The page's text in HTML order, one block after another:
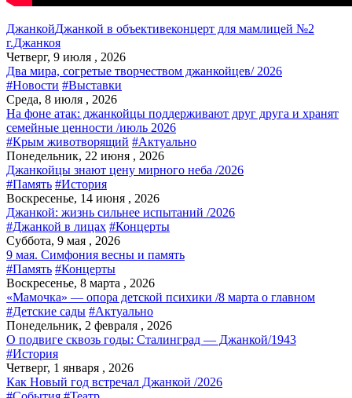
ДжанкойДжанкой в объективеконцерт для мамлицей №2
г.Джанкоя
Четверг, 9 июля , 2026
Два мира, согретые творчеством джанкойцев/ 2026
#Новости #Выставки
Среда, 8 июля , 2026
На фоне атак: джанкойцы поддерживают друг друга и хранят
семейные ценности /июль 2026
#Крым животворящий #Актуально
Понедельник, 22 июня , 2026
Джанкойцы знают цену мирного неба /2026
#Память #История
Воскресенье, 14 июня , 2026
Джанкой: жизнь сильнее испытаний /2026
#Джанкой в лицах #Концерты
Суббота, 9 мая , 2026
9 мая. Симфония весны и память
#Память #Концерты
Воскресенье, 8 марта , 2026
«Мамочка» — опора детской психики /8 марта о главном
#Детские сады #Актуально
Понедельник, 2 февраля , 2026
О подвиге сквозь годы: Сталинград — Джанкой/1943
#История
Четверг, 1 января , 2026
Как Новый год встречал Джанкой /2026